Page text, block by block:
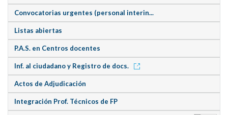
Convocatorias urgentes (personal interin...
Listas abiertas
P.A.S. en Centros docentes
Inf. al ciudadano y Registro de docs.
Actos de Adjudicación
Integración Prof. Técnicos de FP